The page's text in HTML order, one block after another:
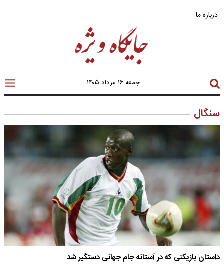
درباره ما
جمعه ۱۶ مرداد ۱۴۰۵
سنگال
داستان بازیکنی که در آستانه جام جهانی دستگیر شد